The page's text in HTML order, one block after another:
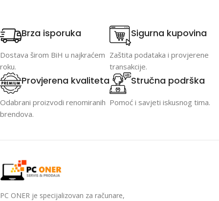
Brza isporuka
Dostava širom BiH u najkraćem
roku.
Sigurna kupovina
Zaštita podataka i provjerene
transakcije.
Provjerena kvaliteta
Odabrani proizvodi renomiranih
brendova.
Stručna podrška
Pomoć i savjeti iskusnog tima.
PC ONER je specijalizovan za računare,